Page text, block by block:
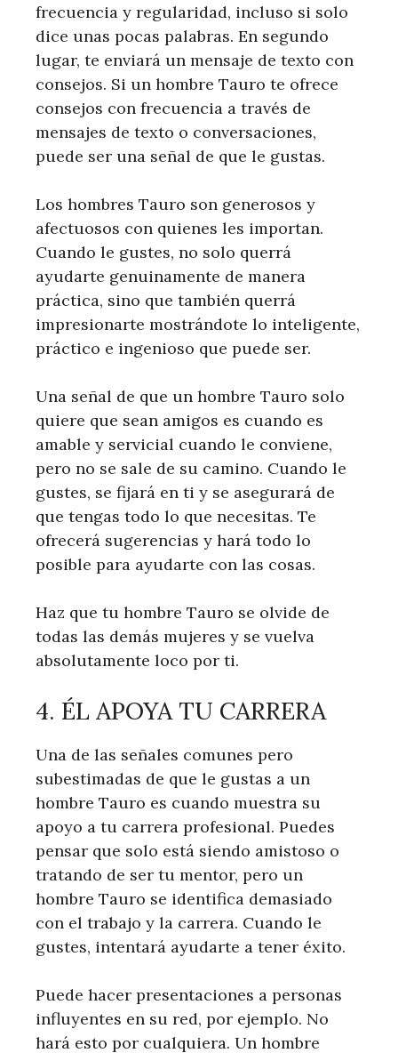
frecuencia y regularidad, incluso si solo
dice unas pocas palabras. En segundo
lugar, te enviará un mensaje de texto con
consejos. Si un hombre Tauro te ofrece
consejos con frecuencia a través de
mensajes de texto o conversaciones,
puede ser una señal de que le gustas.
Los hombres Tauro son generosos y
afectuosos con quienes les importan.
Cuando le gustes, no solo querrá
ayudarte genuinamente de manera
práctica, sino que también querrá
impresionarte mostrándote lo inteligente,
práctico e ingenioso que puede ser.
Una señal de que un hombre Tauro solo
quiere que sean amigos es cuando es
amable y servicial cuando le conviene,
pero no se sale de su camino. Cuando le
gustes, se fijará en ti y se asegurará de
que tengas todo lo que necesitas. Te
ofrecerá sugerencias y hará todo lo
posible para ayudarte con las cosas.
Haz que tu hombre Tauro se olvide de
todas las demás mujeres y se vuelva
absolutamente loco por ti.
4. ÉL APOYA TU CARRERA
Una de las señales comunes pero
subestimadas de que le gustas a un
hombre Tauro es cuando muestra su
apoyo a tu carrera profesional. Puedes
pensar que solo está siendo amistoso o
tratando de ser tu mentor, pero un
hombre Tauro se identifica demasiado
con el trabajo y la carrera. Cuando le
gustes, intentará ayudarte a tener éxito.
Puede hacer presentaciones a personas
influyentes en su red, por ejemplo. No
hará esto por cualquiera. Un hombre